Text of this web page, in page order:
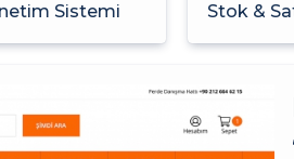
Sistemi Stok &